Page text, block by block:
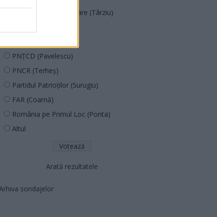
Acțiunea Conservatoare (Târziu)
PNȚCD (Pavelescu)
PNCR (Terheș)
Partidul Patrioților (Surugiu)
FAR (Coarnă)
România pe Primul Loc (Ponta)
Altul
Arată rezultatele
sondajelor